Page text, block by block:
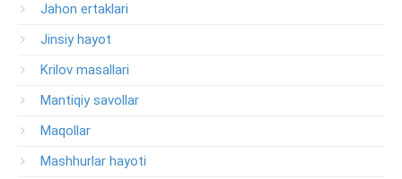
Jahon ertaklari
Jinsiy hayot
Krilov masallari
Mantiqiy savollar
Maqollar
Mashhurlar hayoti